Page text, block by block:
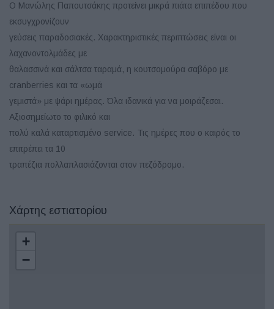
Ο Μανώλης Παπουτσάκης προτείνει μικρά πιάτα επιπέδου που
εκσυγχρονίζουν
γεύσεις παραδοσιακές. Χαρακτηριστικές περιπτώσεις είναι οι
λαχανοντολμάδες με
θαλασσινά και σάλτσα ταραμά, η κουτσομούρα σαβόρο με
cranberries και τα «ωμά
γεμιστά» με ψάρι ημέρας. Όλα ιδανικά για να μοιράζεσαι.
Αξιοσημείωτο το φιλικό και
πολύ καλά καταρτισμένο service. Τις ημέρες που ο καιρός το
επιτρέπει τα 10
τραπέζια πολλαπλασιάζονται στον πεζόδρομο.
Χάρτης εστιατορίου
+
−